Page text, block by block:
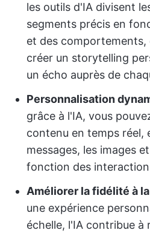
les outils d'IA divisent
segments précis en
et des comportements,
créer un storytelling
un écho auprès de
Personnalisation
grâce à l'IA, vous
contenu en temps réel,
messages, les images
fonction des
Améliorer la fidélité à
une expérience
échelle, l'IA contribue